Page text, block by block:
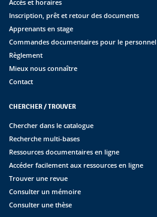
Accès et horaires
Inscription, prêt et retour des documents
Apprenants en stage
Commandes documentaires pour le personnel
Règlement
Mieux nous connaître
Contact
CHERCHER / TROUVER
Chercher dans le catalogue
Recherche multi-bases
Ressources documentaires en ligne
Accéder facilement aux ressources en ligne
Trouver une revue
Consulter un mémoire
Consulter une thèse